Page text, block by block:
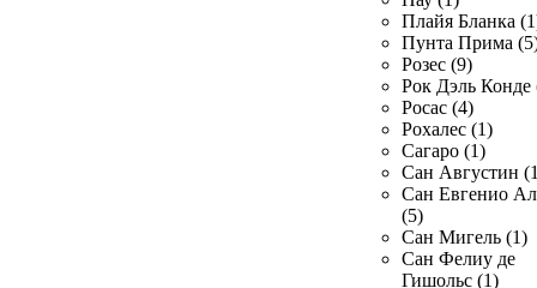
Плайя Бланка
Пунта Прима
Розес (9)
Рок Дэль Конде
Росас (4)
Рохалес (1)
Сагаро (1)
Сан Августин
Сан Евгенио
(5)
Сан Мигель (1)
Сан Фелиу де
Гишольс (1)